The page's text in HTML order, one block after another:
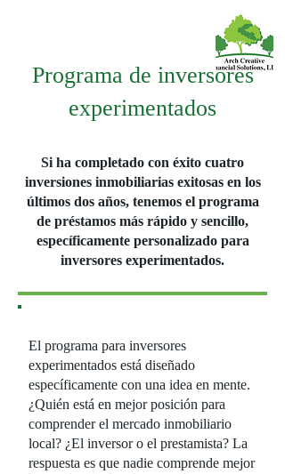
Programa de inversores
experimentados
Si ha completado con éxito cuatro
inversiones inmobiliarias exitosas en los
últimos dos años, tenemos el programa
de préstamos más rápido y sencillo,
específicamente personalizado para
inversores experimentados.
El programa para inversores
experimentados está diseñado
específicamente con una idea en mente.
¿Quién está en mejor posición para
comprender el mercado inmobiliario
local? ¿El inversor o el prestamista? La
respuesta es que nadie comprende mejor